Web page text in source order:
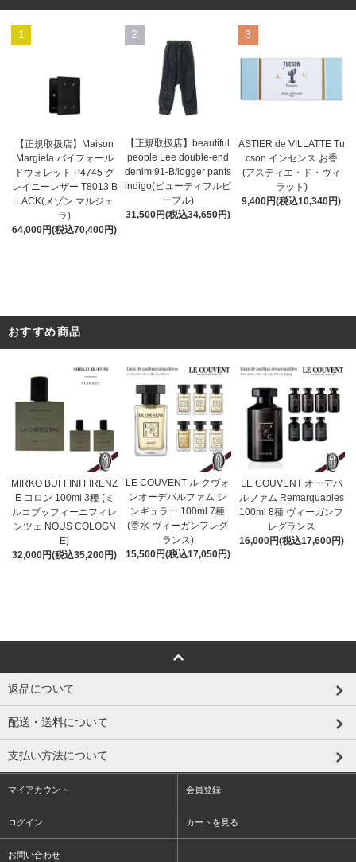
1
【正規取扱店】Maison
Margiela バイフォール
ドウォレット P4745 グ
レイニーレザー T8013 B
LACK(メゾン マルジェ
ラ)
64,000円(税込70,400円)
2
【正規取扱店】beautiful
people Lee double-end
denim 91-B/logger pants
indigo(ビューティフルピ
ープル)
31,500円(税込34,650円)
3
ASTIER de VILLATTE Tu
cson インセンス お香
(アスティエ・ド・ヴィ
ラット)
9,400円(税込10,340円)
おすすめ商品
MIRKO BUFFINI FIRENZ
E コロン 100ml 3種 (ミ
ルコブッフィーニフィレ
ンツェ NOUS COLOGN
E)
32,000円(税込35,200円)
LE COUVENT ル クヴォ
ンオーデパルファム シ
ンギュラー 100ml 7種
(香水 ヴィーガンフレグ
ランス)
15,500円(税込17,050円)
LE COUVENT オーデパ
ルファム Remarquables
100ml 8種 ヴィーガンフ
レグランス
16,000円(税込17,600円)
返品について
配送・送料について
支払い方法について
マイアカウント 会員登録
ログイン カートを見る
お問い合わせ